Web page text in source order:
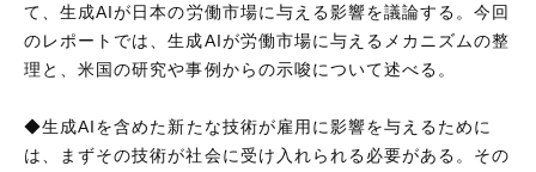
て、生成AIが日本の労働市場に与える影響を議論する。今回
のレポートでは、生成AIが労働市場に与えるメカニズムの整
理と、米国の研究や事例からの示唆について述べる。
◆生成AIを含めた新たな技術が雇用に影響を与えるために
は、まずその技術が社会に受け入れられる必要がある。その